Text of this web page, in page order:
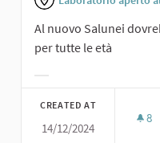
Al nuovo Salunei
per tutte le età
CREATED AT
14/12/2024
8